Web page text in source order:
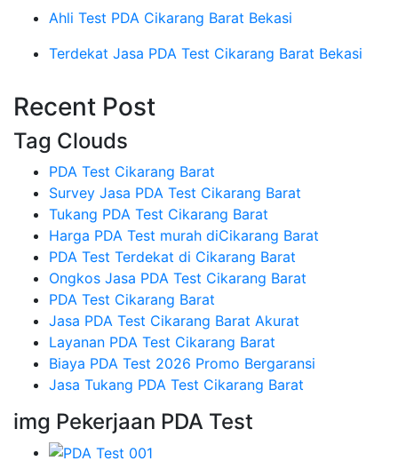
Ahli Test PDA Cikarang Barat Bekasi
Terdekat Jasa PDA Test Cikarang Barat Bekasi
Recent Post
Tag Clouds
PDA Test Cikarang Barat
Survey Jasa PDA Test Cikarang Barat
Tukang PDA Test Cikarang Barat
Harga PDA Test murah diCikarang Barat
PDA Test Terdekat di Cikarang Barat
Ongkos Jasa PDA Test Cikarang Barat
PDA Test Cikarang Barat
Jasa PDA Test Cikarang Barat Akurat
Layanan PDA Test Cikarang Barat
Biaya PDA Test 2026 Promo Bergaransi
Jasa Tukang PDA Test Cikarang Barat
img Pekerjaan PDA Test